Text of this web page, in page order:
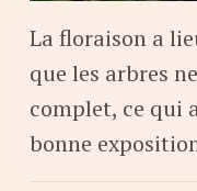
La floraison a
que les arbres
complet, ce qui
bonne